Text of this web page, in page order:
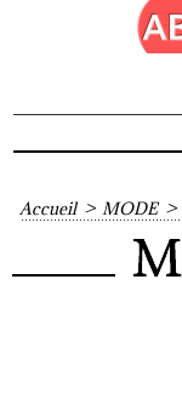
Accueil > MODE >